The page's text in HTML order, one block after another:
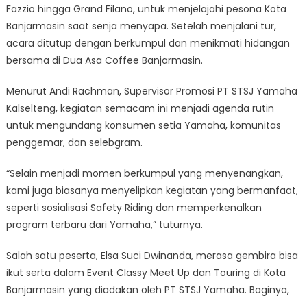
Fazzio hingga Grand Filano, untuk menjelajahi pesona Kota
Banjarmasin saat senja menyapa. Setelah menjalani tur,
acara ditutup dengan berkumpul dan menikmati hidangan
bersama di Dua Asa Coffee Banjarmasin.
Menurut Andi Rachman, Supervisor Promosi PT STSJ Yamaha
Kalselteng, kegiatan semacam ini menjadi agenda rutin
untuk mengundang konsumen setia Yamaha, komunitas
penggemar, dan selebgram.
“Selain menjadi momen berkumpul yang menyenangkan,
kami juga biasanya menyelipkan kegiatan yang bermanfaat,
seperti sosialisasi Safety Riding dan memperkenalkan
program terbaru dari Yamaha,” tuturnya.
Salah satu peserta, Elsa Suci Dwinanda, merasa gembira bisa
ikut serta dalam Event Classy Meet Up dan Touring di Kota
Banjarmasin yang diadakan oleh PT STSJ Yamaha. Baginya,